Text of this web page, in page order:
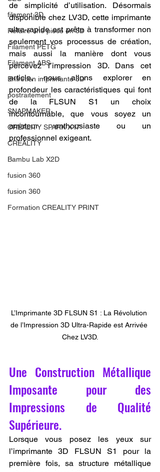
filament 3D
Refaire une piece en 3D
Filament PETG
Filament ABS
Entretien imprimante 3D
postraitement
SNAPMAKER
CRÉALITY SPARK X I7
CREALITY
Bambu Lab X2D
fusion 360
fusion 360
Formation CREALITY PRINT
de simplicité d’utilisation. Désormais
disponible chez LV3D, cette imprimante
ultra-rapide est prête à transformer non
seulement vos processus de création,
mais aussi la manière dont vous
percevez l’impression 3D. Dans cet
article, nous allons explorer en
profondeur les caractéristiques qui font
de la FLSUN S1 un choix
incontournable, que vous soyez un
amateur enthousiaste ou un
professionnel exigeant.
L’Imprimante 3D FLSUN S1 : La Révolution
de l’Impression 3D Ultra-Rapide est Arrivée
Chez LV3D.
Une Construction Métallique
Imposante pour des
Impressions de Qualité
Supérieure.
Lorsque vous posez les yeux sur
l’imprimante 3D FLSUN S1 pour la
première fois, sa structure métallique